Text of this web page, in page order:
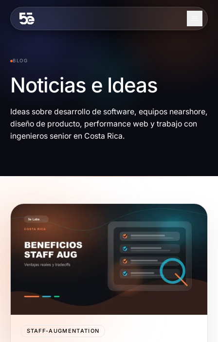
Industrias
Trabajo
Blog
BLOG
Noticias e Ideas
Ideas sobre desarrollo de software, equipos nearshore,
diseño de producto, performance web y trabajo con
ingenieros senior en Costa Rica.
STAFF-AUGMENTATION